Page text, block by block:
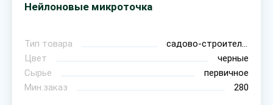
Нейлоновые микроточка
Тип товара
садово-строительные
Цвет
черные
Сырье
первичное
Мин.заказ
280